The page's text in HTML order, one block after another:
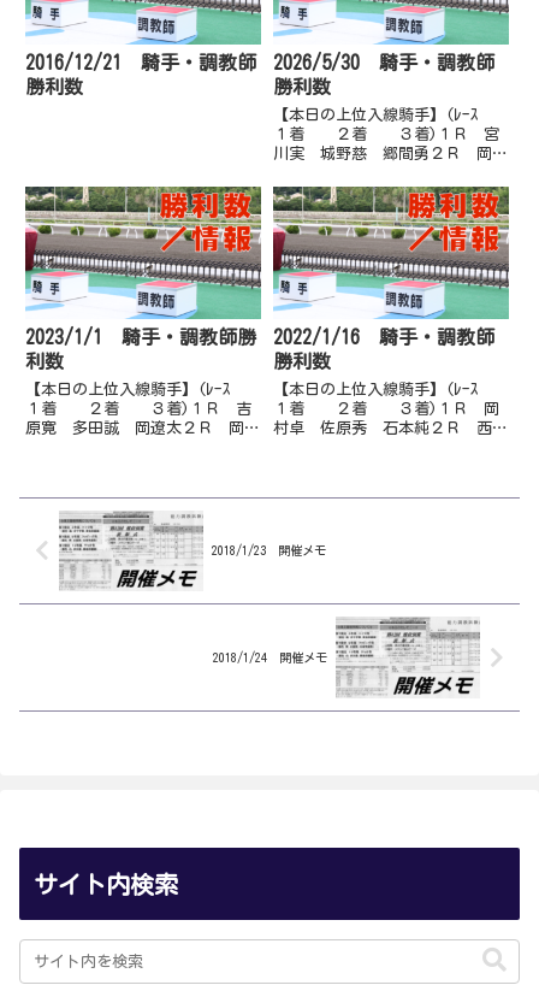
2016/12/21 騎手・調教師
勝利数
2026/5/30 騎手・調教師
勝利数
【本日の上位入線騎手】(ﾚｰｽ
１着 ２着 ３着)１Ｒ 宮
川実 城野慈 郷間勇２Ｒ 岡遼
雅 多田誠 山田貴４Ｒ 宮川
実 赤岡修 永森大５Ｒ 多田
誠 岡村卓 郷間勇６Ｒ 宮川
実 阿部基 山田貴７Ｒ 山田
貴 岡...
2023/1/1 騎手・調教師勝
利数
【本日の上位入線騎手】(ﾚｰｽ
１着 ２着 ３着)１Ｒ 吉
原寛 多田誠 岡遼太２Ｒ 岡遼
太 木村直 郷間勇７Ｒ 畑中
信 岡...
2022/1/16 騎手・調教師
勝利数
【本日の上位入線騎手】(ﾚｰｽ
１着 ２着 ３着)１Ｒ 岡
村卓 佐原秀 石本純２Ｒ 西川
雅 林謙...
2018/1/23 開催メモ
2018/1/24 開催メモ
サイト内検索